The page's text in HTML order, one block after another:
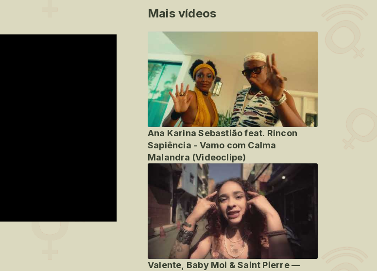
Mais vídeos
Ana Karina Sebastião feat. Rincon
Sapiência - Vamo com Calma
Malandra (Videoclipe)
Valente, Baby Moi & Saint Pierre —